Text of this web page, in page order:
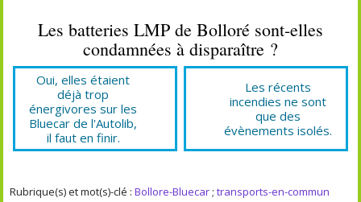
Les batteries LMP de Bolloré sont-elles
condamnées à disparaître ?
Oui, elles étaient
déjà trop
énergivores sur les
Bluecar de l'Autolib,
il faut en finir.
Les récents
incendies ne sont
que des
évènements isolés.
Rubrique(s) et mot(s)-clé :Bollore-Bluecar;transports-en-commun